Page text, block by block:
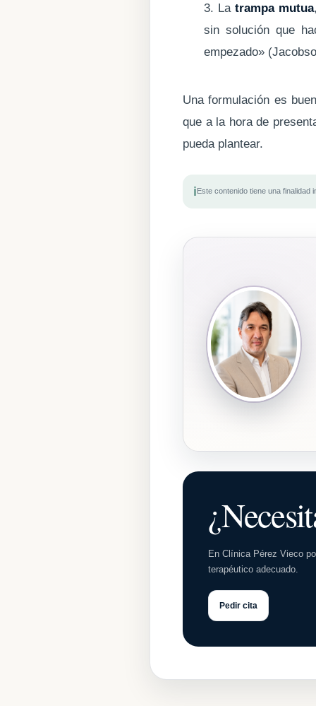
3. Latrampa mutua
sin solución que
empezado»
Una formulación es
que a la hora de
pueda plantear.
iEste contenido tiene una finalidad
En Clínica Pérez Vieco
terapéutico adecuado.
Pedir cita